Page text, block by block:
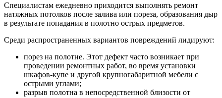
Специалистам ежедневно приходится выполнять ремонт
натяжных потолков после залива или пореза, образования дыр
в результате попадания в полотно острых предметов.
Среди распространенных вариантов повреждений лидируют:
порез на полотне. Этот дефект часто возникает при
проведении ремонтных работ, во время установки
шкафов-купе и другой крупногабаритной мебели с
острыми углами;
разрыв полотна в непосредственной близости от